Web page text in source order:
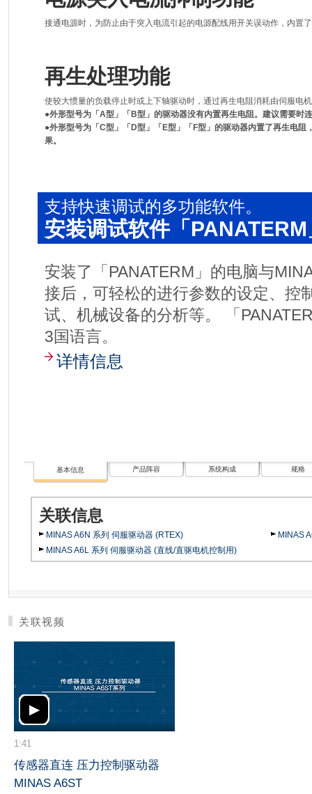
接通电源时，为防止由于突入电流引起的电源配线用开关误动作，内置
再生处理功能
使较大惯量的负载停止时或上下轴驱动时，通过再生电阻消耗由伺服电
●外形型号为「A型」「B型」的驱动器没有内置再生电阻。建议需要时
●外形型号为「C型」「D型」「E型」「F型」的驱动器内置了再生电
果。
支持快速调试的多功能软件。
安装调试软件「PANATERM
安装了「PANATERM」的电脑与
接后，可轻松的进行参数的设定、控
试、机械设备的分析等。 「
3国语言。
详情信息
基本信息 产品阵容 系统构成 规格
关联信息
MINAS A6N 系列 伺服驱动器 (RTEX)
MINAS A6L 系列 伺服驱动器 (直线/直驱电机控制用)
MINAS
关联视频
1:41
传感器直连 压力控制驱动器
MINAS A6ST